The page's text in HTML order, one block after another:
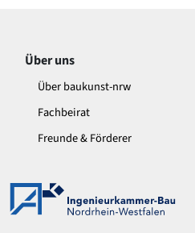
Über uns
Über baukunst-nrw
Fachbeirat
Freunde & Förderer